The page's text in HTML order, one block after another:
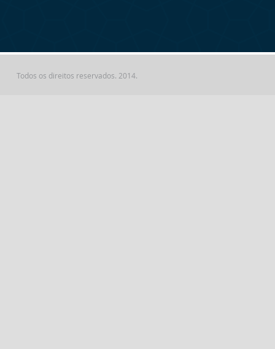
Todos os direitos reservados. 2014.